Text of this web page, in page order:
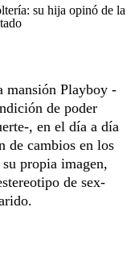
su hija opinó de la
mansión Playboy -
de poder
, en el día a día
de cambios en los
propia imagen,
de sex-